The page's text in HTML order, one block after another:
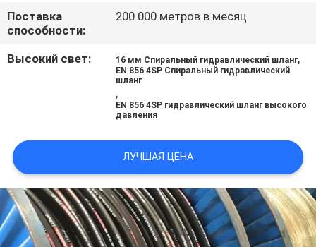
СПРОСИТЕ
ЦИТАТУ
PRIVACY
POLICY
Поставка
способности:
200 000 метров в месяц
Высокий свет: 16 мм Спиральный гидравлический шланг,
EN 856 4SP Спиральный гидравлический
шланг
,
EN 856 4SP гидравлический шланг высокого
давления
ЛУЧШАЯ ЦЕНА